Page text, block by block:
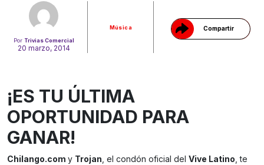
Por Trivias Comercial
20 marzo, 2014
Música Compartir
¡ES TU ÚLTIMA
OPORTUNIDAD PARA
GANAR!
Chilango.com y Trojan , el condón oficial del Vive Latino , te